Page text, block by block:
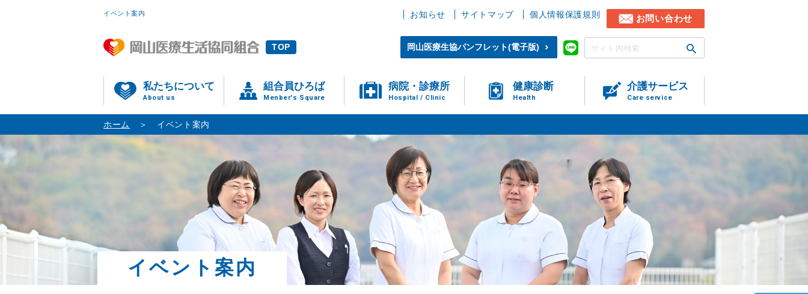
イベント案内 お知らせ サイトマップ 個人情報保護規則 お問い合わせ
TOP 岡山医療生協パンフレット(電子版)
私たちについて
About us
組合員ひろば
Menber's Square
病院・診療所
Hospital / Clinic
健康診断
Health
介護サービス
Care service
ホーム イベント案内
イベント案内